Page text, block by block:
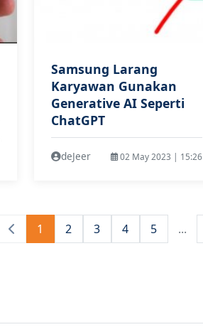
Samsung Larang
Karyawan Gunakan
Generative AI Seperti
ChatGPT
deJeer 02 May 2023 | 15:26
1 2 3 4 5 ...